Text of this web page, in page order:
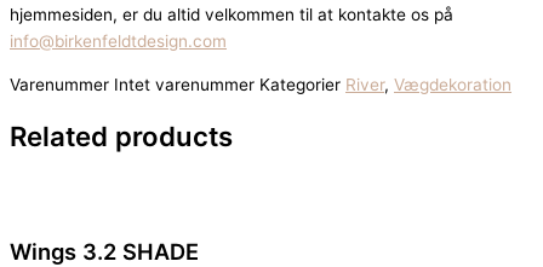
hjemmesiden, er du altid velkommen til at kontakte os på
info@birkenfeldtdesign.com
Varenummer Intet varenummer Kategorier River, Vægdekoration
Related products
Wings 3.2 SHADE